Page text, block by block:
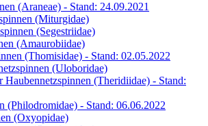
(Araneae) - Stand: 24.09.2021
(Miturgidae)
(Segestriidae)
(Amaurobiidae)
(Thomisidae) - Stand: 02.05.2022
(Uloboridae)
Haubennetzspinnen (Theridiidae) - Stand:
(Philodromidae) - Stand: 06.06.2022
(Oxyopidae)